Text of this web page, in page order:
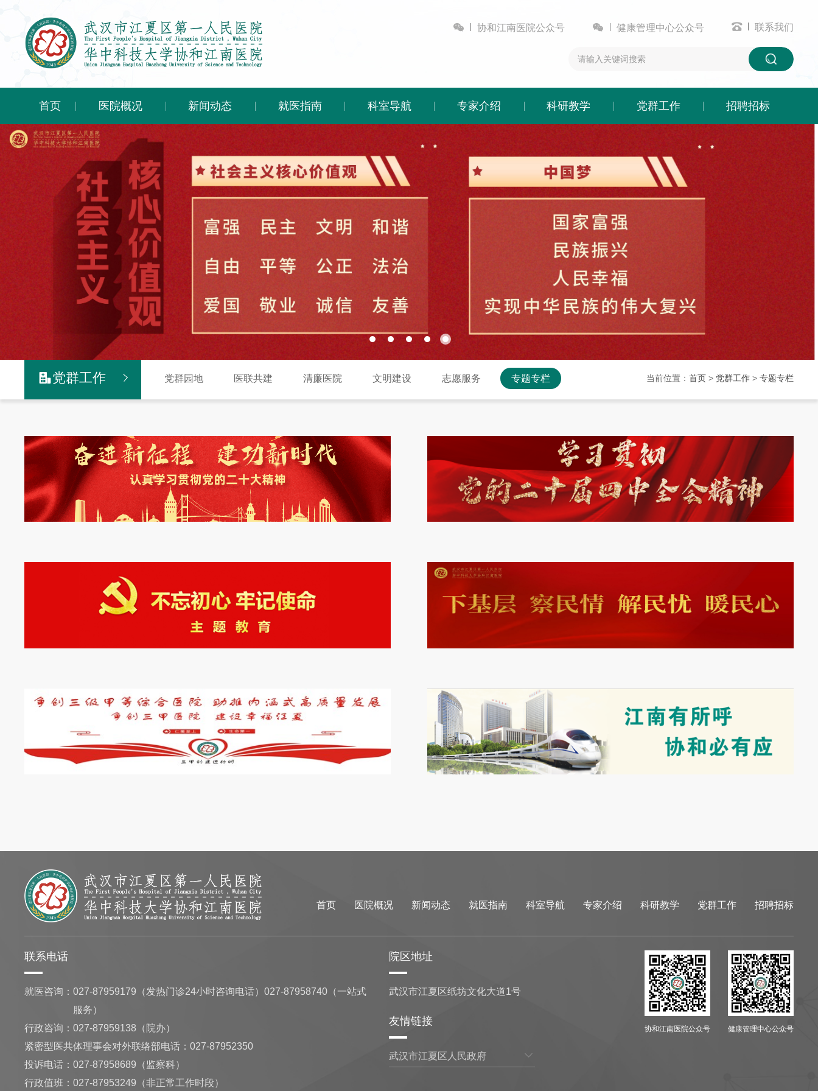
 协和江南医院公众号  健康管理中心公众号  联系我们
首页 医院概况 新闻动态 就医指南 科室导航 专家介绍 科研教学 党群工作 招聘招标
党群工作 党群园地 医联共建 清廉医院 文明建设 志愿服务 专题专栏 当前位置： 首页> 党群工作> 专题专栏
首页 医院概况 新闻动态 就医指南 科室导航 专家介绍 科研教学 党群工作 招聘招标
协和江南医院公众号 健康管理中心公众号
联系电话
就医咨询：027-87959179（发热门诊24小时咨询电话）027-87958740（一站式
服务）
行政咨询：027-87959138（院办）
紧密型医共体理事会对外联络部电话：027-87952350
投诉电话：027-87958689（监察科）
行政值班：027-87953249（非正常工作时段）
院区地址
武汉市江夏区纸坊文化大道1号
友情链接
武汉市江夏区人民政府